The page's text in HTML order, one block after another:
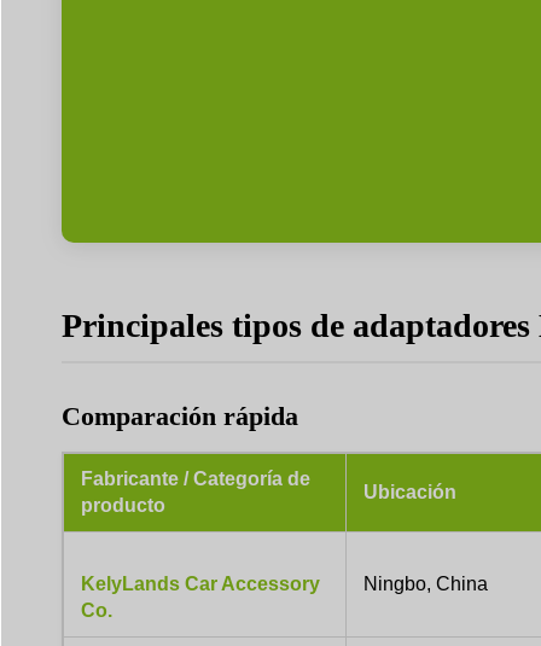
Principales tipos de
Comparación rápida
Fabricante / Categoría de
producto
Ubicación
KelyLands Car Accessory
Co.
Ningbo, China